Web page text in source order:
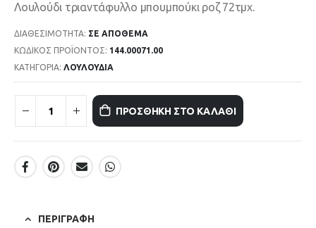
Λουλούδι τριαντάφυλλο μπουμπούκι ροζ 72τμχ.
ΔΙΑΘΕΣΙΜΌΤΗΤΑ: ΣΕ ΑΠΌΘΕΜΑ
ΚΩΔΙΚΌΣ ΠΡΟΪΌΝΤΟΣ: 144.00071.00
ΚΑΤΗΓΟΡΊΑ: ΛΟΥΛΟΥΔΙΑ
ΠΡΟΣΘΉΚΗ ΣΤΟ ΚΑΛΆΘΙ
ΠΕΡΙΓΡΑΦΉ